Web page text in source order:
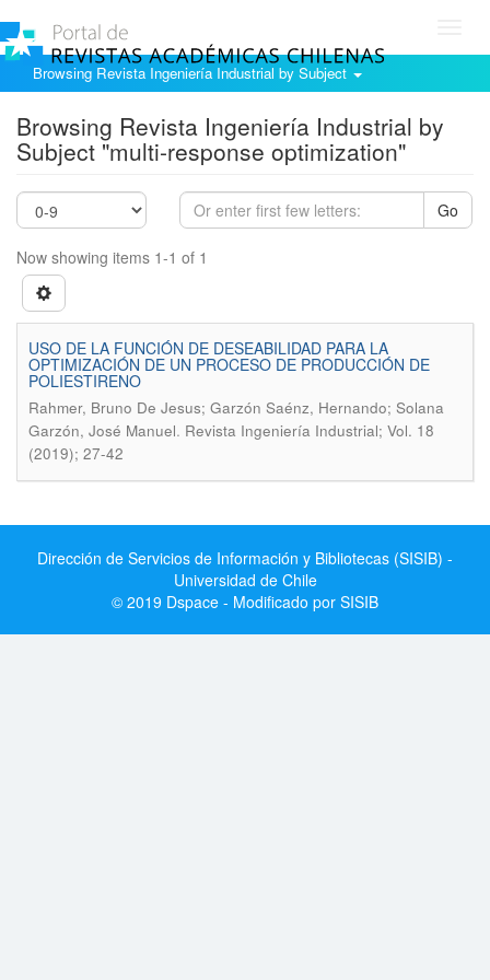
Browsing Revista Ingeniería Industrial by Subject
Browsing Revista Ingeniería Industrial by
Subject "multi-response optimization"
Go
Now showing items 1-1 of 1
USO DE LA FUNCIÓN DE DESEABILIDAD PARA LA
OPTIMIZACIÓN DE UN PROCESO DE PRODUCCIÓN DE
POLIESTIRENO
Rahmer, Bruno De Jesus; Garzón Saénz, Hernando; Solana
Garzón, José Manuel. Revista Ingeniería Industrial; Vol. 18
(2019); 27-42
Dirección de Servicios de Información y Bibliotecas (SISIB) -
Universidad de Chile
© 2019 Dspace - Modificado por SISIB